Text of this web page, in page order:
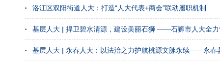
洛江区双阳街道人大：打造“人大代表+商会”联动履职机制
基层人大 | 捍卫碧水清源，建设美丽石狮 ——石狮市人大全力
基层人大 | 永春人大：以法治之力护航桃源文脉永续——永春